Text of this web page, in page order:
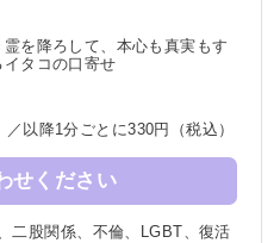
を降ろして、本心も真実もす
イタコの口寄せ
以降1分ごとに330円（税込）
せください
二股関係、不倫、LGBT、復活